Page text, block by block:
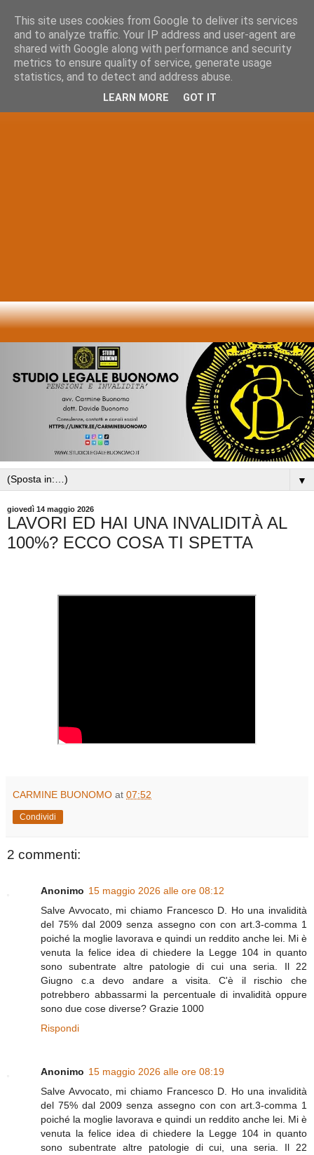
▼
giovedì 14 maggio 2026
LAVORI ED HAI UNA INVALIDITÀ AL
100%? ECCO COSA TI SPETTA
CARMINE BUONOMO at 07:52
Condividi
2 commenti:
Anonimo 15 maggio 2026 alle ore 08:12
Salve Avvocato, mi chiamo Francesco D. Ho una invalidità
del 75% dal 2009 senza assegno con con art.3-comma 1
poiché la moglie lavorava e quindi un reddito anche lei. Mi è
venuta la felice idea di chiedere la Legge 104 in quanto
sono subentrate altre patologie di cui una seria. Il 22
Giugno c.a devo andare a visita. C'è il rischio che
potrebbero abbassarmi la percentuale di invalidità oppure
sono due cose diverse? Grazie 1000
Rispondi
Anonimo 15 maggio 2026 alle ore 08:19
Salve Avvocato, mi chiamo Francesco D. Ho una invalidità
del 75% dal 2009 senza assegno con con art.3-comma 1
poiché la moglie lavorava e quindi un reddito anche lei. Mi è
venuta la felice idea di chiedere la Legge 104 in quanto
sono subentrate altre patologie di cui, una seria. Il 22
This site uses cookies from Google to deliver its services
and to analyze traffic. Your IP address and user-agent are
shared with Google along with performance and security
metrics to ensure quality of service, generate usage
statistics, and to detect and address abuse.
LEARN MORE GOT IT